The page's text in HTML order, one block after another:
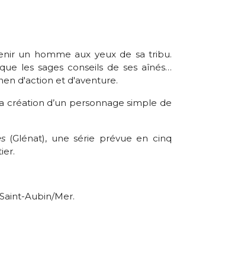
un homme aux yeux de sa tribu.
les sages conseils de ses aînés…
d'action et d'aventure.
création d’un personnage simple de
(Glénat), une série prévue en cinq
Aubin/Mer.